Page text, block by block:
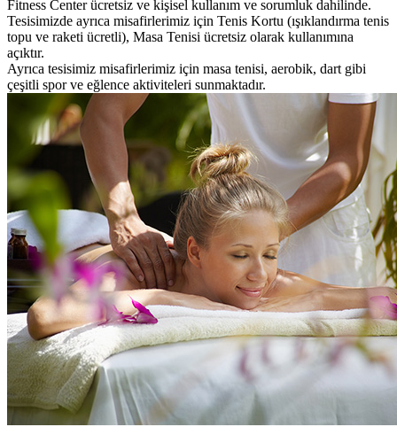
Fitness Center ücretsiz ve kişisel kullanım ve sorumluk dahilinde.
Tesisimizde ayrıca misafirlerimiz için Tenis Kortu (ışıklandırma tenis
topu ve raketi ücretli), Masa Tenisi ücretsiz olarak kullanımına
açıktır.
Ayrıca tesisimiz misafirlerimiz için masa tenisi, aerobik, dart gibi
çeşitli spor ve eğlence aktiviteleri sunmaktadır.